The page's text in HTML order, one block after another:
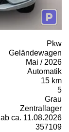
Pkw
Geländewagen
Mai / 2026
Automatik
15 km
5
Grau
Zentrallager
ab ca. 11.08.2026
357109